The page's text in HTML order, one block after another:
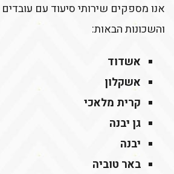
אנו מספקים שירותי סיעוד עם
והשכונות הבאות:
אשדוד
אשקלון
קרית מלאכי
גן יבנה
יבנה
באר טוביה